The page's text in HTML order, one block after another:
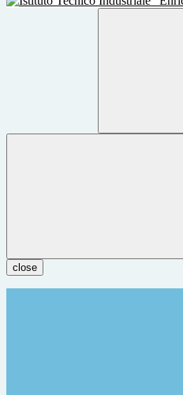
close